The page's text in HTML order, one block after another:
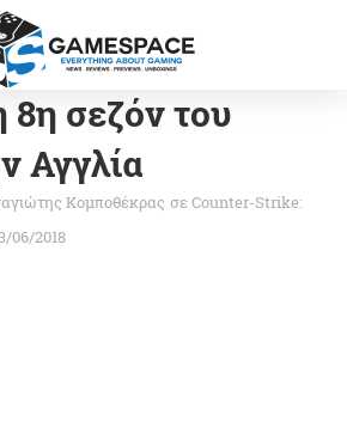
8η σεζόν του
Αγγλία
Κομποθέκρας σε Counter-Strike:
06/2018